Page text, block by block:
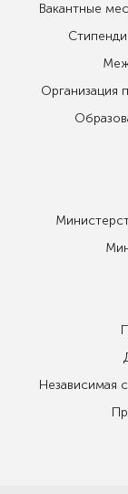
Вакантные
Организация
Независимая